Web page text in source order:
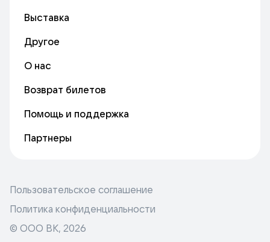
Выставка
Другое
О нас
Возврат билетов
Помощь и поддержка
Партнеры
Пользовательское соглашение
Политика конфиденциальности
© ООО ВК, 2026